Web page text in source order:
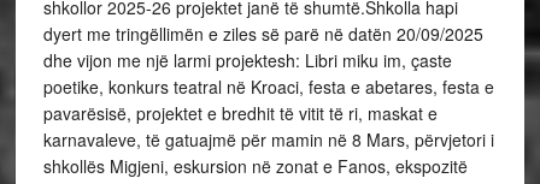
shkollor 2025-26 projektet janë të shumtë.Shkolla hapi
dyert me tringëllimën e ziles së parë në datën 20/09/2025
dhe vijon me një larmi projektesh: Libri miku im, çaste
poetike, konkurs teatral në Kroaci, festa e abetares, festa e
pavarësisë, projektet e bredhit të vitit të ri, maskat e
karnavaleve, të gatuajmë për mamin në 8 Mars, përvjetori i
shkollës Migjeni, eskursion në zonat e Fanos, ekspozitë